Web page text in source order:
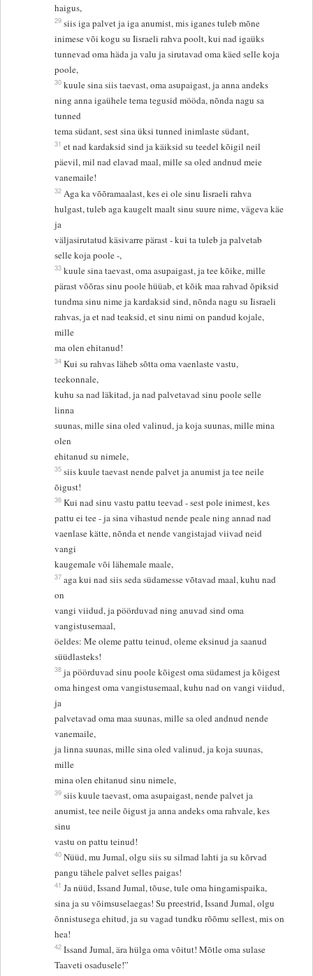
haigus,
29 siis iga palvet ja iga anumist, mis iganes tuleb mõne
inimese või kogu su Iisraeli rahva poolt, kui nad igaüks
tunnevad oma häda ja valu ja sirutavad oma käed selle koja
poole,
30 kuule sina siis taevast, oma asupaigast, ja anna andeks
ning anna igaühele tema tegusid mööda, nõnda nagu sa
tunned
tema südant, sest sina üksi tunned inimlaste südant,
31 et nad kardaksid sind ja käiksid su teedel kõigil neil
päevil, mil nad elavad maal, mille sa oled andnud meie
vanemaile!
32 Aga ka võõramaalast, kes ei ole sinu Iisraeli rahva
hulgast, tuleb aga kaugelt maalt sinu suure nime, vägeva käe
ja
väljasirutatud käsivarre pärast - kui ta tuleb ja palvetab
selle koja poole -,
33 kuule sina taevast, oma asupaigast, ja tee kõike, mille
pärast võõras sinu poole hüüab, et kõik maa rahvad õpiksid
tundma sinu nime ja kardaksid sind, nõnda nagu su Iisraeli
rahvas, ja et nad teaksid, et sinu nimi on pandud kojale,
mille
ma olen ehitanud!
34 Kui su rahvas läheb sõtta oma vaenlaste vastu,
teekonnale,
kuhu sa nad läkitad, ja nad palvetavad sinu poole selle
linna
suunas, mille sina oled valinud, ja koja suunas, mille mina
olen
ehitanud su nimele,
35 siis kuule taevast nende palvet ja anumist ja tee neile
õigust!
36 Kui nad sinu vastu pattu teevad - sest pole inimest, kes
pattu ei tee - ja sina vihastud nende peale ning annad nad
vaenlase kätte, nõnda et nende vangistajad viivad neid
vangi
kaugemale või lähemale maale,
37 aga kui nad siis seda südamesse võtavad maal, kuhu nad
on
vangi viidud, ja pöörduvad ning anuvad sind oma
vangistusemaal,
öeldes: Me oleme pattu teinud, oleme eksinud ja saanud
süüdlasteks!
38 ja pöörduvad sinu poole kõigest oma südamest ja kõigest
oma hingest oma vangistusemaal, kuhu nad on vangi viidud,
ja
palvetavad oma maa suunas, mille sa oled andnud nende
vanemaile,
ja linna suunas, mille sina oled valinud, ja koja suunas,
mille
mina olen ehitanud sinu nimele,
39 siis kuule taevast, oma asupaigast, nende palvet ja
anumist, tee neile õigust ja anna andeks oma rahvale, kes
sinu
vastu on pattu teinud!
40 Nüüd, mu Jumal, olgu siis su silmad lahti ja su kõrvad
pangu tähele palvet selles paigas!
41 Ja nüüd, Issand Jumal, tõuse, tule oma hingamispaika,
sina ja su võimsuselaegas! Su preestrid, Issand Jumal, olgu
õnnistusega ehitud, ja su vagad tundku rõõmu sellest, mis on
hea!
42 Issand Jumal, ära hülga oma võitut! Mõtle oma sulase
Taaveti osadusele!”